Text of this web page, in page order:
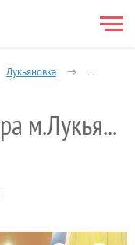
Лукьяновка 1-
суточно 1-я квартира м.Лукьяновская